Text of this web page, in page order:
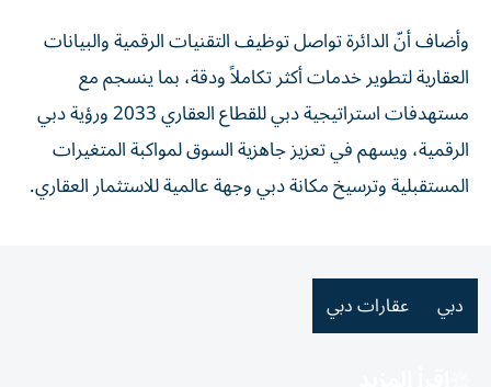
وأضاف أنّ الدائرة تواصل توظيف التقنيات الرقمية والبيانات
العقارية لتطوير خدمات أكثر تكاملاً ودقة، بما ينسجم مع
مستهدفات استراتيجية دبي للقطاع العقاري 2033 ورؤية دبي
الرقمية، ويسهم في تعزيز جاهزية السوق لمواكبة المتغيرات
المستقبلية وترسيخ مكانة دبي وجهة عالمية للاستثمار العقاري.
دبي عقارات دبي